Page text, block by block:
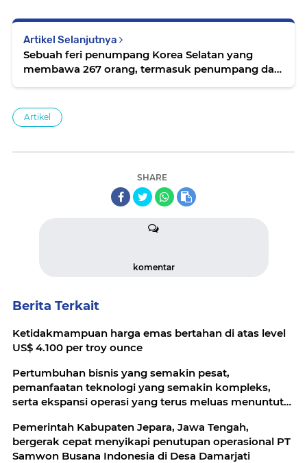
Artikel Selanjutnya
Sebuah feri penumpang Korea Selatan yang
membawa 267 orang, termasuk penumpang dan
Artikel
SHARE
komentar
Berita Terkait
Ketidakmampuan harga emas bertahan di atas level
US$ 4.100 per troy ounce
Pertumbuhan bisnis yang semakin pesat,
pemanfaatan teknologi yang semakin kompleks,
serta ekspansi operasi yang terus meluas menuntut
Pemerintah Kabupaten Jepara, Jawa Tengah,
bergerak cepat menyikapi penutupan operasional PT
Samwon Busana Indonesia di Desa Damarjati